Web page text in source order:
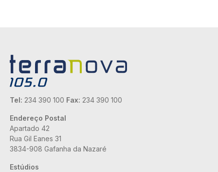
Tel: 234 390 100 Fax: 234 390 100
Endereço Postal
Apartado 42
Rua Gil Eanes 31
3834-908 Gafanha da Nazaré
Estúdios